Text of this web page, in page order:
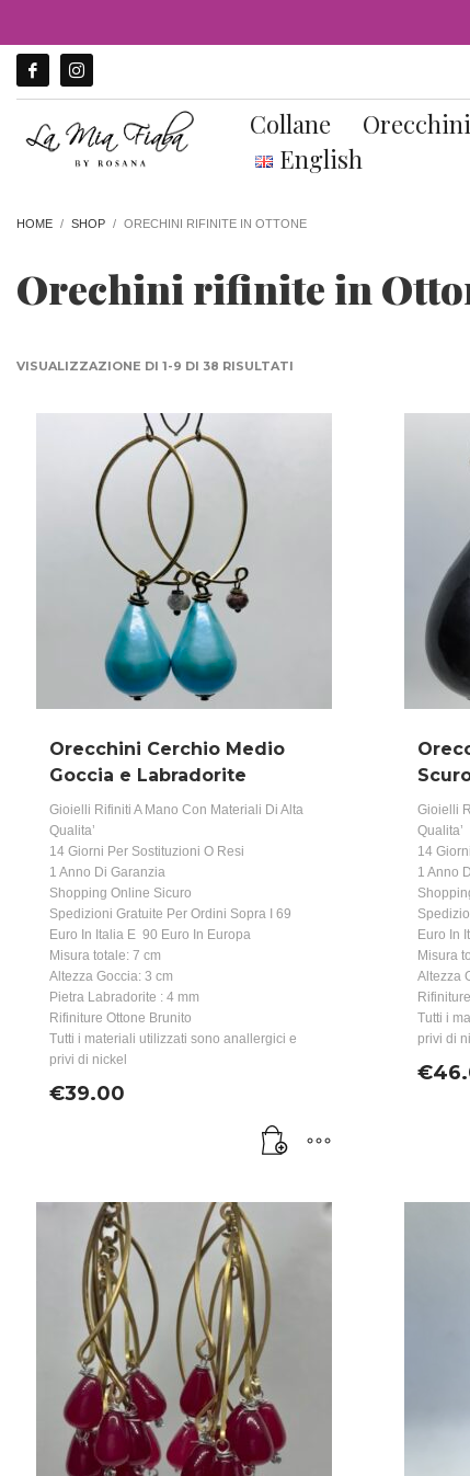
Collane Orecchini
English
HOME SHOP ORECHINI RIFINITE IN OTTONE
Orechini rifinite in
VISUALIZZAZIONE DI 1-9 DI 38 RISULTATI
BASE
Orecchini Cerchio Medio
Goccia e Labradorite
Gioielli Rifiniti A Mano Con Materiali Di Alta
Qualita’
14 Giorni Per Sostituzioni O Resi
1 Anno Di Garanzia
Shopping Online Sicuro
Spedizioni Gratuite Per Ordini Sopra I 69
Euro In Italia E 90 Euro In Europa
Misura totale: 7 cm
Altezza Goccia: 3 cm
Pietra Labradorite : 4 mm
Rifiniture Ottone Brunito
Tutti i materiali utilizzati sono anallergici e
privi di nickel
€39.00
Gioielli
Qualita’
14
1 Anno
Euro In
Misura
Altezza
Tutti i
privi di
€